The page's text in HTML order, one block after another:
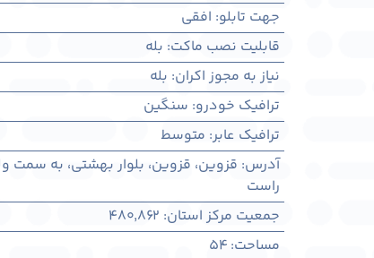
جهت تابلو: افقی
قابلیت نصب ماکت: بله
نیاز به مجوز اکران: بله
ترافیک خودرو: سنگین
ترافیک عابر: متوسط
آدرس: قزوين، قزوين، بلوار بهشتی، به سمت
راست
جمعیت مرکز استان:
480,862
مساحت:
54